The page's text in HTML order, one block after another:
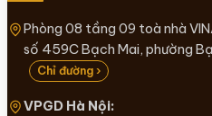
Phòng 08 tầng 09 toà nhà
số 459C Bạch Mai, phường
Chỉ đường ›
VPGD Hà Nội: